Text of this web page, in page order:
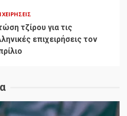
τζίρου για τις
επιχειρήσεις τον